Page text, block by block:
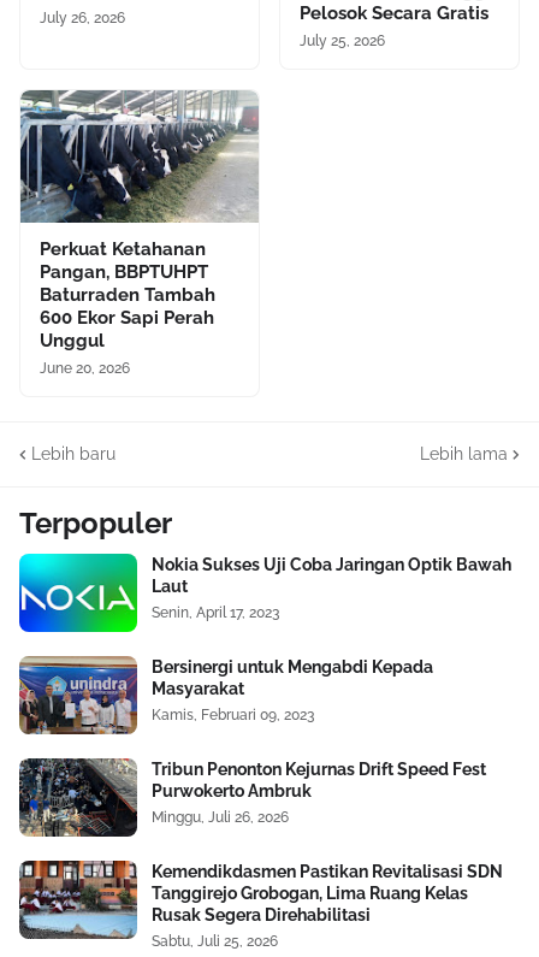
July 26, 2026
Pelosok Secara Gratis
July 25, 2026
Perkuat Ketahanan
Pangan, BBPTUHPT
Baturraden Tambah
600 Ekor Sapi Perah
Unggul
June 20, 2026
Lebih baru Lebih lama
Terpopuler
Nokia Sukses Uji Coba Jaringan Optik Bawah
Laut
Senin, April 17, 2023
Bersinergi untuk Mengabdi Kepada
Masyarakat
Kamis, Februari 09, 2023
Tribun Penonton Kejurnas Drift Speed Fest
Purwokerto Ambruk
Minggu, Juli 26, 2026
Kemendikdasmen Pastikan Revitalisasi SDN
Tanggirejo Grobogan, Lima Ruang Kelas
Rusak Segera Direhabilitasi
Sabtu, Juli 25, 2026